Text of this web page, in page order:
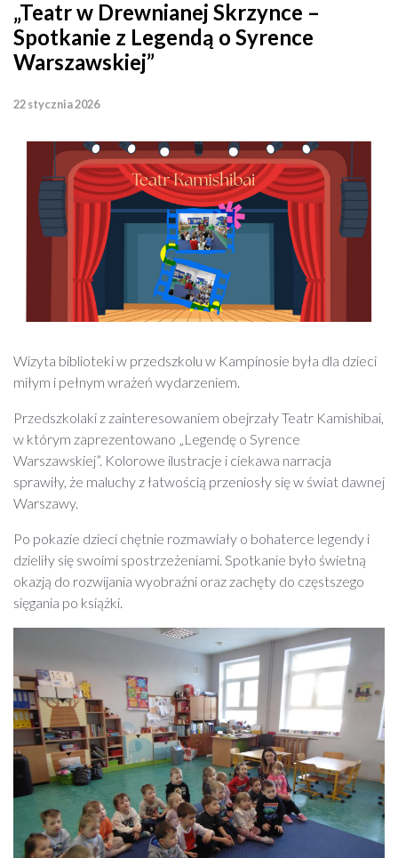
„Teatr w Drewnianej Skrzynce –
Spotkanie z Legendą o Syrence
Warszawskiej”
22 stycznia 2026
Wizyta biblioteki w przedszkolu w Kampinosie była dla dzieci
miłym i pełnym wrażeń wydarzeniem.
Przedszkolaki z zainteresowaniem obejrzały Teatr Kamishibai,
w którym zaprezentowano „Legendę o Syrence
Warszawskiej”. Kolorowe ilustracje i ciekawa narracja
sprawiły, że maluchy z łatwością przeniosły się w świat dawnej
Warszawy.
Po pokazie dzieci chętnie rozmawiały o bohaterce legendy i
dzieliły się swoimi spostrzeżeniami. Spotkanie było świetną
okazją do rozwijania wyobraźni oraz zachęty do częstszego
sięgania po książki.